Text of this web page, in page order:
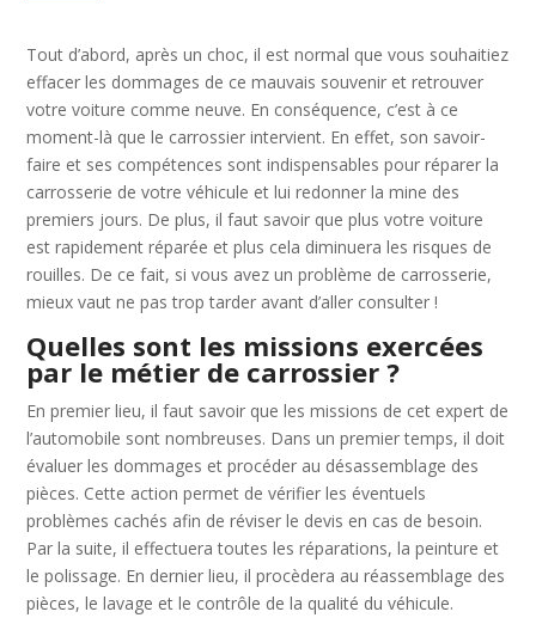
Tout d’abord, après un choc, il est normal que vous souhaitiez
effacer les dommages de ce mauvais souvenir et retrouver
votre voiture comme neuve. En conséquence, c’est à ce
moment-là que le carrossier intervient. En effet, son savoir-
faire et ses compétences sont indispensables pour réparer la
carrosserie de votre véhicule et lui redonner la mine des
premiers jours. De plus, il faut savoir que plus votre voiture
est rapidement réparée et plus cela diminuera les risques de
rouilles. De ce fait, si vous avez un problème de carrosserie,
mieux vaut ne pas trop tarder avant d’aller consulter !
Quelles sont les missions exercées
par le métier de carrossier ?
En premier lieu, il faut savoir que les missions de cet expert de
l’automobile sont nombreuses. Dans un premier temps, il doit
évaluer les dommages et procéder au désassemblage des
pièces. Cette action permet de vérifier les éventuels
problèmes cachés afin de réviser le devis en cas de besoin.
Par la suite, il effectuera toutes les réparations, la peinture et
le polissage. En dernier lieu, il procèdera au réassemblage des
pièces, le lavage et le contrôle de la qualité du véhicule.